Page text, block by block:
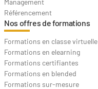
Management
Référencement
Nos offres de formations
Formations en classe virtuelle
Formations en elearning
Formations certifiantes
Formations en blended
Formations sur-mesure